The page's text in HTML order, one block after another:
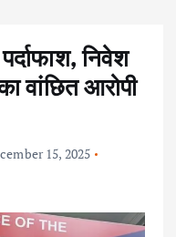
निवेश
वांछित आरोपी
15, 2025